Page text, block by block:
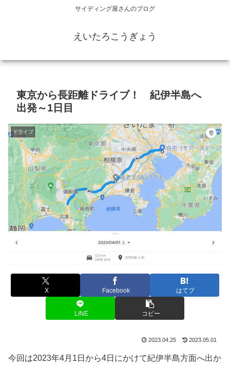
サイディング屋さんのブログ
えいたろこうぎょう
東京から長距離ドライブ！ 紀伊半島へ
出発～1日目
ドライブ
X Facebook はてブ
LINE コピー
2023.04.25 2023.05.01
今回は2023年4月1日から4日にかけて紀伊半島方面へ出か